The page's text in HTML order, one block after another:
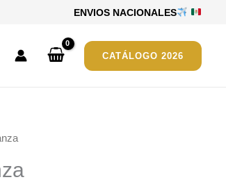
ENVIOS NACIONALES
CATÁLOGO 2026